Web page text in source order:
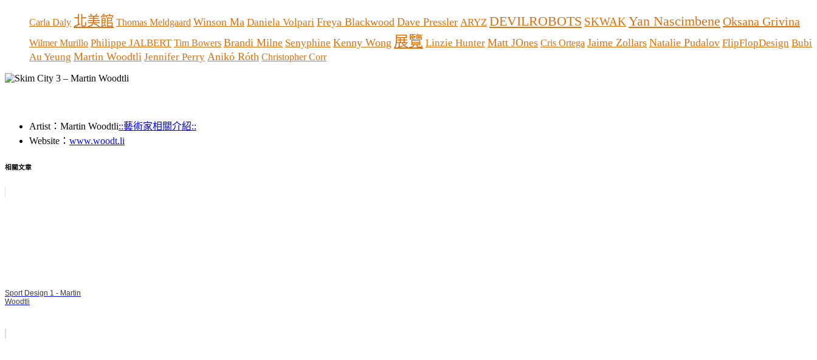
Carla Daly 北美館 Thomas Meldgaard Winson Ma Daniela Volpari Freya Blackwood Dave Pressler ARYZ DEVILROBOTS SKWAKYan Nascimbene Oksana Grivina
Wilmer Murillo Philippe JALBERT Tim Bowers Brandi Milne Senyphine Kenny Wong 展覽 Linzie Hunter Matt JOnes Cris Ortega Jaime Zollars Natalie Pudalov FlipFlopDesign Bubi
Au Yeung Martin Woodtli Jennifer Perry Anikó Róth Christopher Corr
Artist：Martin Woodtli::藝術家相關介紹::
Website： www.woodt.li
相關文章
Sport Design 1 - Martin
Woodtli